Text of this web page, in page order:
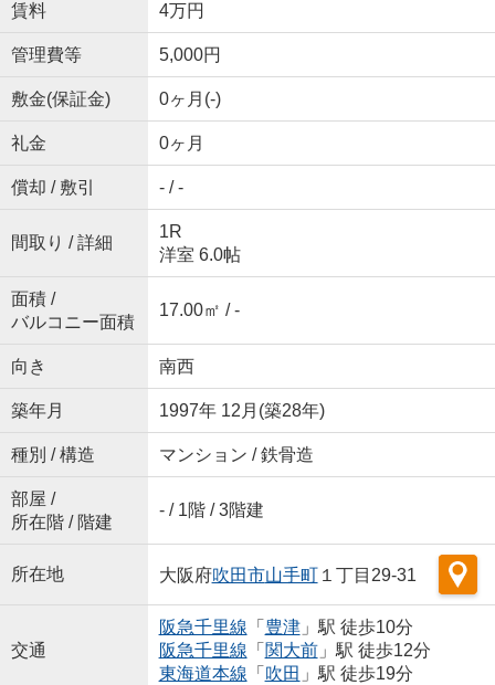
賃料 4万円
管理費等 5,000円
敷金(保証金) 0ヶ月(-)
礼金 0ヶ月
償却 / 敷引 - / -
間取り / 詳細
1R
洋室 6.0帖
面積 /
バルコニー面積
17.00㎡ / -
向き 南西
築年月 1997年 12月(築28年)
種別 / 構造 マンション / 鉄骨造
部屋 /
所在階 / 階建
- / 1階 / 3階建
所在地 大阪府吹田市山手町１丁目29-31
交通
阪急千里線 「 豊津」駅 徒歩10分
阪急千里線 「 関大前」駅 徒歩12分
東海道本線 「 吹田 」駅 徒歩19分